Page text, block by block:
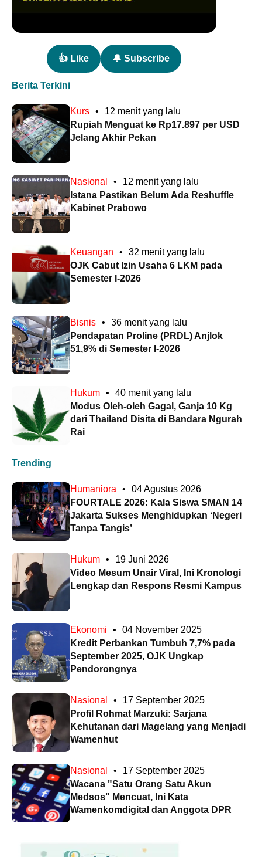
👍 Like 🔔 Subscribe
Berita Terkini
Kurs •
12 menit yang lalu
Rupiah Menguat ke Rp17.897 per USD
Jelang Akhir Pekan
Nasional •
12 menit yang lalu
Istana Pastikan Belum Ada Reshuffle
Kabinet Prabowo
Keuangan •
32 menit yang lalu
OJK Cabut Izin Usaha 6 LKM pada
Semester I-2026
Bisnis •
36 menit yang lalu
Pendapatan Proline (PRDL) Anjlok
51,9% di Semester I-2026
Hukum •
40 menit yang lalu
Modus Oleh-oleh Gagal, Ganja 10 Kg
dari Thailand Disita di Bandara Ngurah
Rai
Trending
Humaniora •
04 Agustus 2026
FOURTALE 2026: Kala Siswa SMAN 14
Jakarta Sukses Menghidupkan ‘Negeri
Tanpa Tangis’
Hukum •
19 Juni 2026
Video Mesum Unair Viral, Ini Kronologi
Lengkap dan Respons Resmi Kampus
Ekonomi •
04 November 2025
Kredit Perbankan Tumbuh 7,7% pada
September 2025, OJK Ungkap
Pendorongnya
Nasional •
17 September 2025
Profil Rohmat Marzuki: Sarjana
Kehutanan dari Magelang yang Menjadi
Wamenhut
Nasional •
17 September 2025
Wacana "Satu Orang Satu Akun
Medsos" Mencuat, Ini Kata
Wamenkomdigital dan Anggota DPR